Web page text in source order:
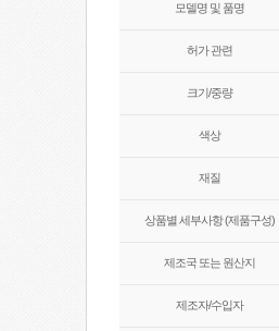
모델명 및 품명
허가 관련
크기/중량
색상
재질
상품별 세부사항 (제품구성)
제조국 또는 원산지
제조자/수입자